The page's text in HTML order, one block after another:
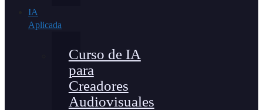
IA
Aplicada
Curso de IA
para
Creadores
Audiovisuales